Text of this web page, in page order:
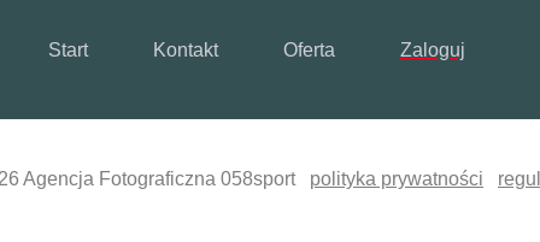
Start Kontakt Oferta Zaloguj
Agencja Fotograficzna 058sport polityka prywatności